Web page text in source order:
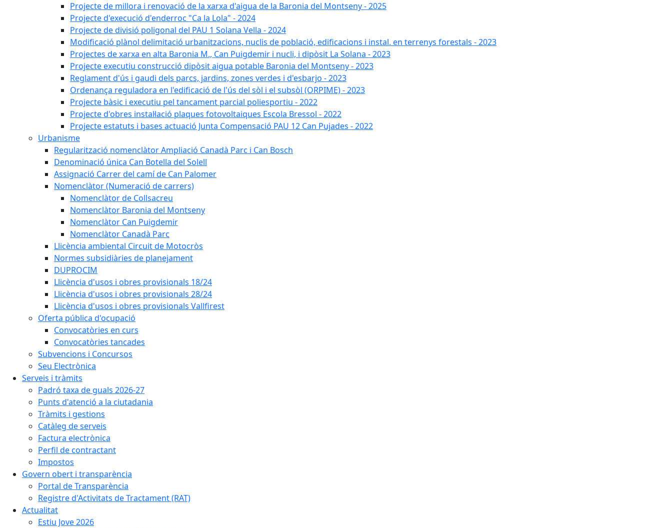
Projecte de millora i renovació de la xarxa d'aigua de la Baronia del Montseny - 2025
Projecte d'execució d'enderroc "Ca la Lola" - 2024
Projecte de divisió poligonal del PAU 1 Solana Vella - 2024
Modificació plànol delimitació urbanitzacions, nuclis de població, edificacions i instal. en terrenys forestals - 2023
Projectes de xarxa en alta Baronia M., Can Puigdemir i nucli, i dipòsit La Solana - 2023
Projecte executiu construcció dipòsit aigua potable Baronia del Montseny - 2023
Reglament d'ús i gaudi dels parcs, jardins, zones verdes i d'esbarjo - 2023
Ordenança reguladora en l'edificació de l'ús del sòl i el subsòl (ORPIME) - 2023
Projecte bàsic i executiu pel tancament parcial poliesportiu - 2022
Projecte d'obres instal·lació plaques fotovoltaiques Escola Bressol - 2022
Projecte estatuts i bases actuació Junta Compensació PAU 12 Can Pujades - 2022
Urbanisme
Regularització nomenclàtor Ampliació Canadà Parc i Can Bosch
Denominació única Can Botella del Solell
Assignació Carrer del camí de Can Palomer
Nomenclàtor (Numeració de carrers)
Nomenclàtor de Collsacreu
Nomenclàtor Baronia del Montseny
Nomenclàtor Can Puigdemir
Nomenclàtor Canadà Parc
Llicència ambiental Circuit de Motocròs
Normes subsidiàries de planejament
DUPROCIM
Llicència d'usos i obres provisionals 18/24
Llicència d'usos i obres provisionals 28/24
Llicència d'usos i obres provisionals Vallfirest
Oferta pública d'ocupació
Convocatòries en curs
Convocatòries tancades
Subvencions i Concursos
Seu Electrònica
Serveis i tràmits
Padró taxa de guals 2026-27
Punts d'atenció a la ciutadania
Tràmits i gestions
Catàleg de serveis
Factura electrònica
Perfil de contractant
Impostos
Govern obert i transparència
Portal de Transparència
Registre d'Activitats de Tractament (RAT)
Actualitat
Estiu Jove 2026